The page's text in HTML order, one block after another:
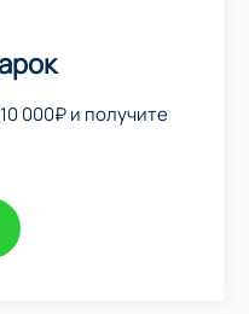
000₽ и получите